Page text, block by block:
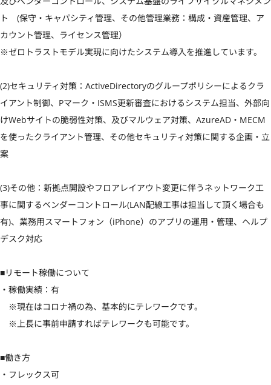
ト　(保守・キャパシティ管理、その他管理業務：構成・資産管理、ア
カウント管理、ライセンス管理）
※ゼロトラストモデル実現に向けたシステム導入を推進しています。
(2)セキュリティ対策：ActiveDirectoryのグループポリシーによるクラ
イアント制御、Pマーク・ISMS更新審査におけるシステム担当、外部向
けWebサイトの脆弱性対策、及びマルウェア対策、AzureAD・MECM
を使ったクライアント管理、その他セキュリティ対策に関する企画・立
案
(3)その他：新拠点開設やフロアレイアウト変更に伴うネットワーク工
事に関するベンダーコントロール(LAN配線工事は担当して頂く場合も
有)、業務用スマートフォン（iPhone）のアプリの運用・管理、ヘルプ
デスク対応
■リモート稼働について
・稼働実績：有
※現在はコロナ禍の為、基本的にテレワークです。
※上長に事前申請すればテレワークも可能です。
■働き方
・フレックス可